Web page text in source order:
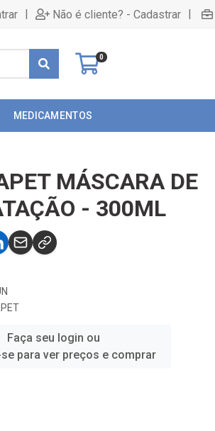
| Não é cliente? - Cadastrar |
0
MEDICAMENTOS
MÁSCARA DE
- 300ML
Faça seu login ou
para ver preços e comprar